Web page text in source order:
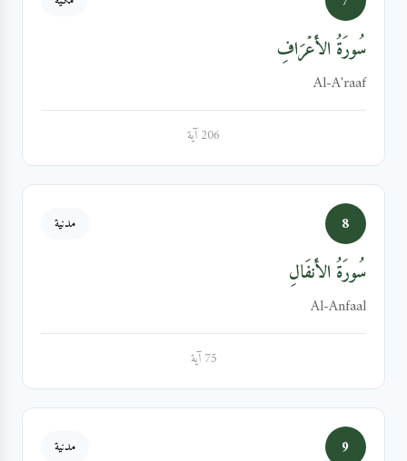
سُورَةُ الأَعۡرَافِ
Al-A'raaf
206 آية
8 مدنية
سُورَةُ الأَنفَالِ
Al-Anfaal
75 آية
9 مدنية